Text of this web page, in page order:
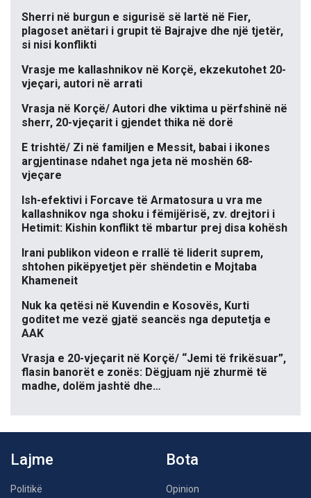
Sherri në burgun e sigurisë së lartë në Fier,
plagoset anëtari i grupit të Bajrajve dhe një tjetër,
si nisi konflikti
Vrasje me kallashnikov në Korçë, ekzekutohet 20-
vjeçari, autori në arrati
Vrasja në Korçë/ Autori dhe viktima u përfshinë në
sherr, 20-vjeçarit i gjendet thika në dorë
E trishtë/ Zi në familjen e Messit, babai i ikones
argjentinase ndahet nga jeta në moshën 68-
vjeçare
Ish-efektivi i Forcave të Armatosura u vra me
kallashnikov nga shoku i fëmijërisë, zv. drejtori i
Hetimit: Kishin konflikt të mbartur prej disa kohësh
Irani publikon videon e rrallë të liderit suprem,
shtohen pikëpyetjet për shëndetin e Mojtaba
Khameneit
Nuk ka qetësi në Kuvendin e Kosovës, Kurti
goditet me vezë gjatë seancës nga deputetja e
AAK
Vrasja e 20-vjeçarit në Korçë/ “Jemi të frikësuar”,
flasin banorët e zonës: Dëgjuam një zhurmë të
madhe, dolëm jashtë dhe…
Lajme
Politikë
Bota
Opinion